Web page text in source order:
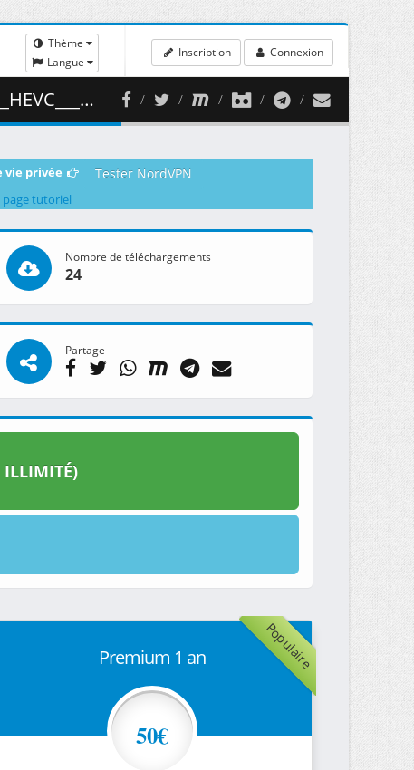
Thème
Langue
Inscription Connexion
416.77 MB )
vie privée Tester NordVPN
page tutoriel
Nombre de téléchargements
24
Partage
Populaire
Premium 1 an
50€